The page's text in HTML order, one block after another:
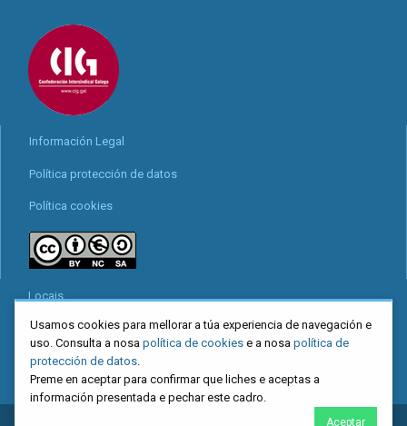
Información Legal
Política protección de datos
Política cookies
Locais
Mapa web
Redes sociais
Usamos cookies para mellorar a túa experiencia de navegación e
uso. Consulta a nosa política de cookies e a nosa política de
protección de datos
Preme en aceptar para confirmar que liches e aceptas a
información presentada e pechar este cadro.
Aceptar